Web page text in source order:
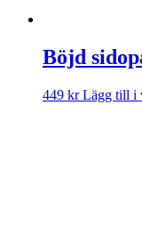
Böjd
449 kr Lägg till i